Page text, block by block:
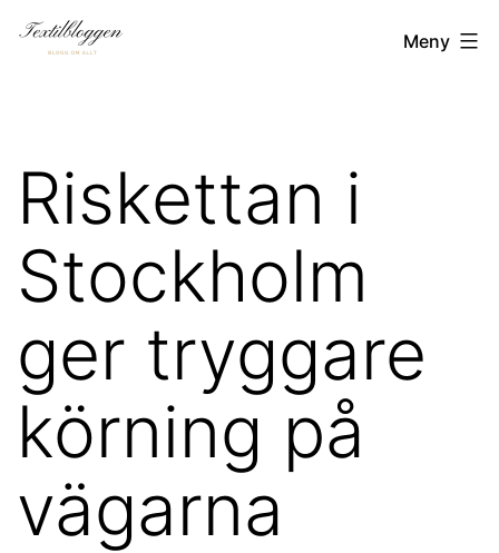
Hoppa
Textilbloggen.se Meny
Riskettan i
Stockholm
ger tryggare
körning på
vägarna